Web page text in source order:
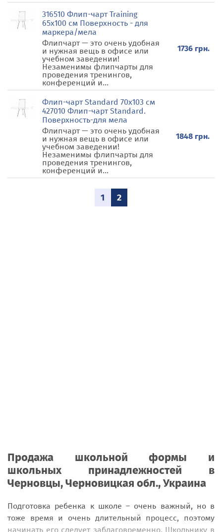
316510 Флип-чарт Training
65х100 см Поверхность - для
маркера/мела
Флипчарт — это очень удобная
и нужная вещь в офисе или
учебном заведении!
Незаменимы флипчарты для
проведения тренингов,
конференций и...
1736 грн.
Флип-чарт Standard 70х103 см
427010 Флип-чарт Standard.
Поверхность-для мела
Флипчарт — это очень удобная
и нужная вещь в офисе или
учебном заведении!
Незаменимы флипчарты для
проведения тренингов,
конференций и...
1848 грн.
1 2
Продажа школьной формы и
школьных принадлежностей в
Черновцы, Черновицкая обл., Украина
Подготовка ребенка к школе – очень важный, но в
тоже время и очень длительный процесс, поэтому
начинать его следует заблаговременно. Школьнику в